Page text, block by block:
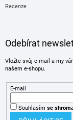
Recenze
Odebírat
Vložte svůj e-mail a my
našem e-shopu.
E-mail
Souhlasím se